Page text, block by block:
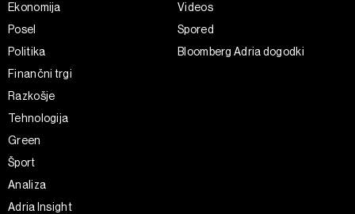
Ekonomija
Posel
Politika
Finančni trgi
Razkošje
Tehnologija
Green
Šport
Analiza
Adria Insight
Videos
Spored
Bloomberg Adria dogodki